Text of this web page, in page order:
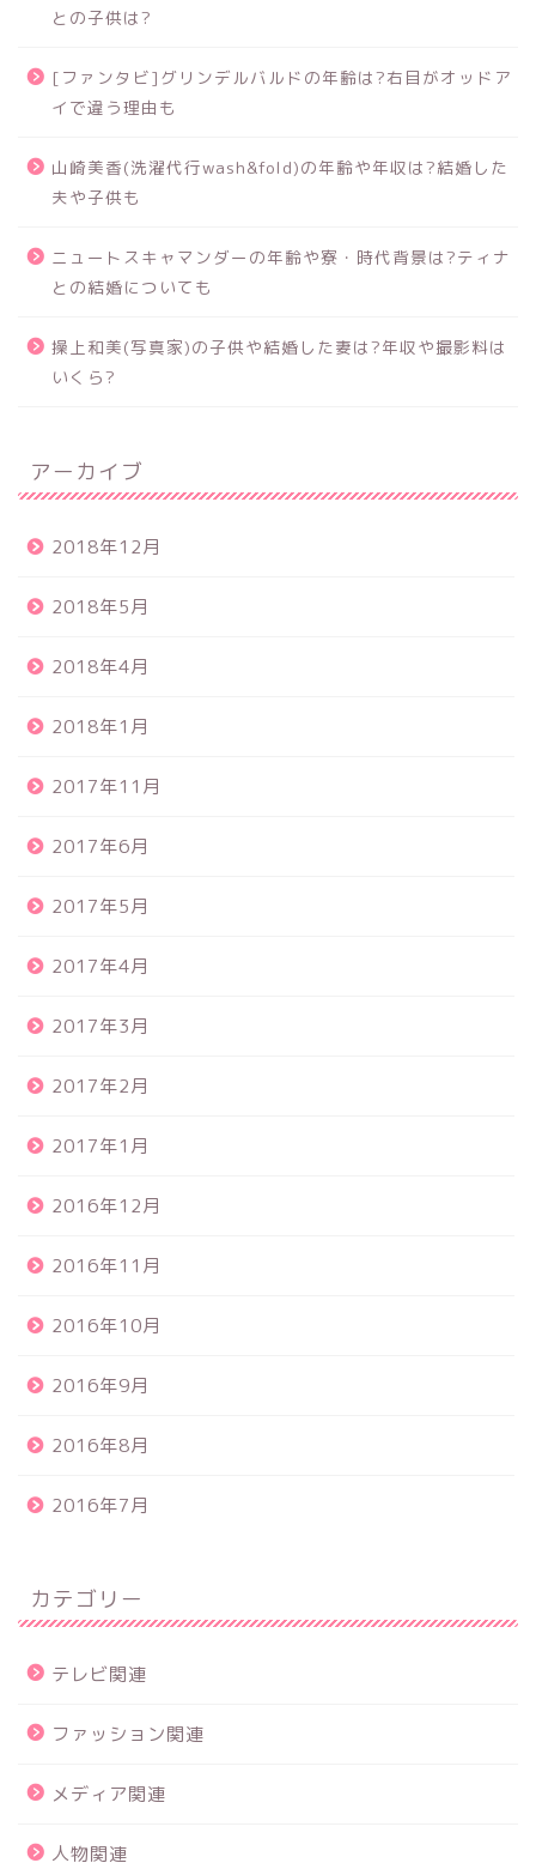
との子供は?
[ファンタビ]グリンデルバルドの年齢は?右目がオッドア
イで違う理由も
山崎美香(洗濯代行wash&fold)の年齢や年収は?結婚した
夫や子供も
ニュートスキャマンダーの年齢や寮・時代背景は?ティナ
との結婚についても
操上和美(写真家)の子供や結婚した妻は?年収や撮影料は
いくら?
アーカイブ
2018年12月
2018年5月
2018年4月
2018年1月
2017年11月
2017年6月
2017年5月
2017年4月
2017年3月
2017年2月
2017年1月
2016年12月
2016年11月
2016年10月
2016年9月
2016年8月
2016年7月
カテゴリー
テレビ関連
ファッション関連
メディア関連
人物関連